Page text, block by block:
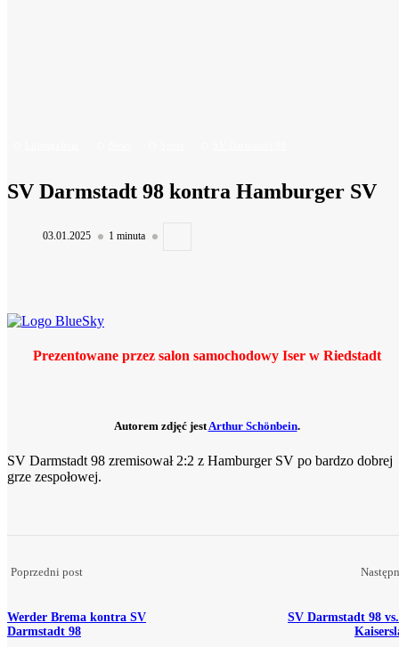
SV Darmstadt 98 kontra Hamburger SV
03.01.2025 1 minuta
Prezentowane przez salon samochodowy Iser w Riedstadt
Autorem zdjęć jest Arthur Schönbein.
SV Darmstadt 98 zremisował 2:2 z Hamburger SV po bardzo dobrej
grze zespołowej.
Poprzedni post
Werder Brema kontra SV
Darmstadt 98
SV Darmstadt 98